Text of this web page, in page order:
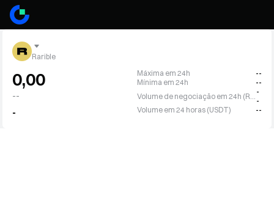
Rarible
0,00
--
-
Máxima em 24h
--
Mínima em 24h
--
-
-
Volume em 24 horas (USDT)
--